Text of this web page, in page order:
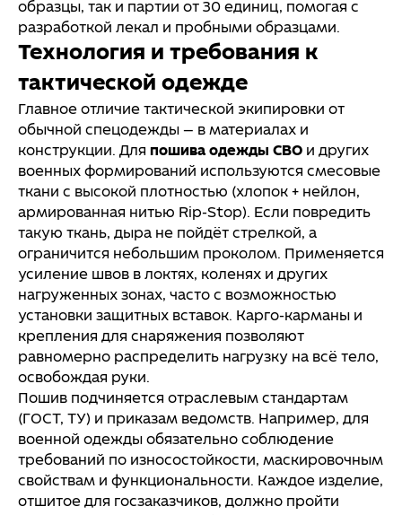
образцы, так и партии от 30 единиц, помогая с
разработкой лекал и пробными образцами.
Технология и требования к
тактической одежде
Главное отличие тактической экипировки от
обычной спецодежды — в материалах и
конструкции. Для пошива одежды СВО и других
военных формирований используются смесовые
ткани с высокой плотностью (хлопок + нейлон,
армированная нитью Rip‑Stop). Если повредить
такую ткань, дыра не пойдёт стрелкой, а
ограничится небольшим проколом. Применяется
усиление швов в локтях, коленях и других
нагруженных зонах, часто с возможностью
установки защитных вставок. Карго-карманы и
крепления для снаряжения позволяют
равномерно распределить нагрузку на всё тело,
освобождая руки.
Пошив подчиняется отраслевым стандартам
(ГОСТ, ТУ) и приказам ведомств. Например, для
военной одежды обязательно соблюдение
требований по износостойкости, маскировочным
свойствам и функциональности. Каждое изделие,
отшитое для госзаказчиков, должно пройти